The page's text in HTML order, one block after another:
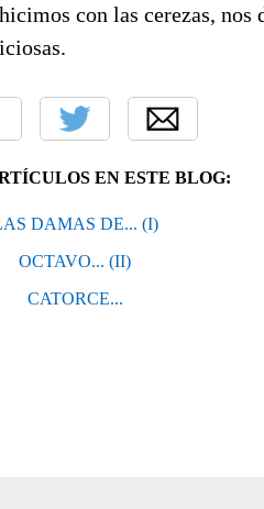
con las cerezas, nos
EN ESTE BLOG:
DAMAS DE... (I)
OCTAVO... (II)
CATORCE...